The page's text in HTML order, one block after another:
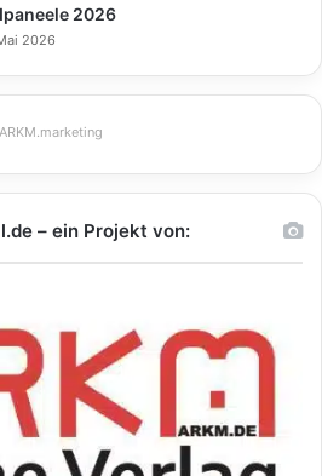
2026
2026
ARKM.marketing
– ein Projekt von: